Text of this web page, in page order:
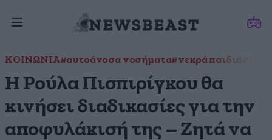
ΚΟΙΝΩΝΙΑ#αυτοάνοσα νοσήματα#νεκρά παιδιά
Η Ρούλα Πισπιρίγκου θα
κινήσει διαδικασίες για την
αποφυλάκισή της – Ζητά να